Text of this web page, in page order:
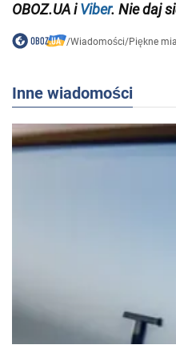
OBOZ.UA iViber. Nie daj
/Wiadomości/Piękne
Inne wiadomości